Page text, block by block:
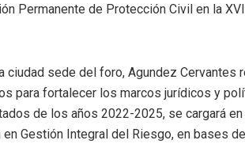
Permanente de Protección Civil en la
ciudad sede del foro, Agundez
para fortalecer los marcos jurídicos y
de los años 2022-2025, se cargará
Gestión Integral del Riesgo, en bases